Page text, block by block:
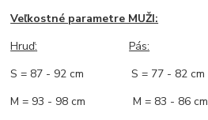
Veľkostné parametre MUŽI:
Hruď:
Pás:
S = 87 - 92 cm S = 77 - 82 cm
M = 93 - 98 cm M = 83 - 86 cm